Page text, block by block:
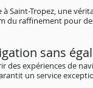
Saint-Tropez, une
du raffinement pour
sans
des expériences de
un service